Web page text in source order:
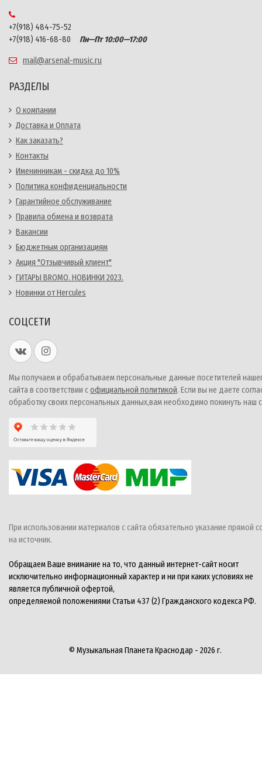
+7(918) 484-75-52
+7(918) 416-68-80
Пн—Пт 10:00—17:00
mail@arsenal-music.ru
РАЗДЕЛЫ
О компании
Доставка и Оплата
Как заказать?
Контакты
Именинникам - скидка до 10%
Политика конфиденциальности
Гарантийное обслуживание
Правила обмена и возврата
Вакансии
Бюджетным организациям
Акция "Отзывчивый клиент"
ГИТАРЫ BROMO. НОВИНКИ 2023.
Новинки от Hercules
СОЦСЕТИ
Мы получаем и обрабатываем персональные данные посетителей
сайта в соответствии софициальной политикой. Если вы не даете
обработку своих персональных данных,вам необходимо покинуть наш
При использовании материалов с сайта обязательно указание прямой
на источник.
Обращаем Ваше внимание на то, что данный интернет-сайт носит
исключительно информационный характер и ни при каких условиях не
является публичной офертой,
определяемой положениями Статьи 437 (2) Гражданского кодекса РФ.
© Музыкальная Планета Краснодар - 2026 г.